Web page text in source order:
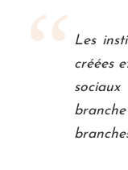
Les
créées